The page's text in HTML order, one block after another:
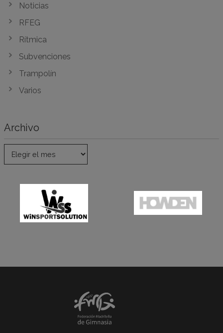
Noticias
RFEG
Rítmica
Subvenciones
Trampolín
Varios
Archivo